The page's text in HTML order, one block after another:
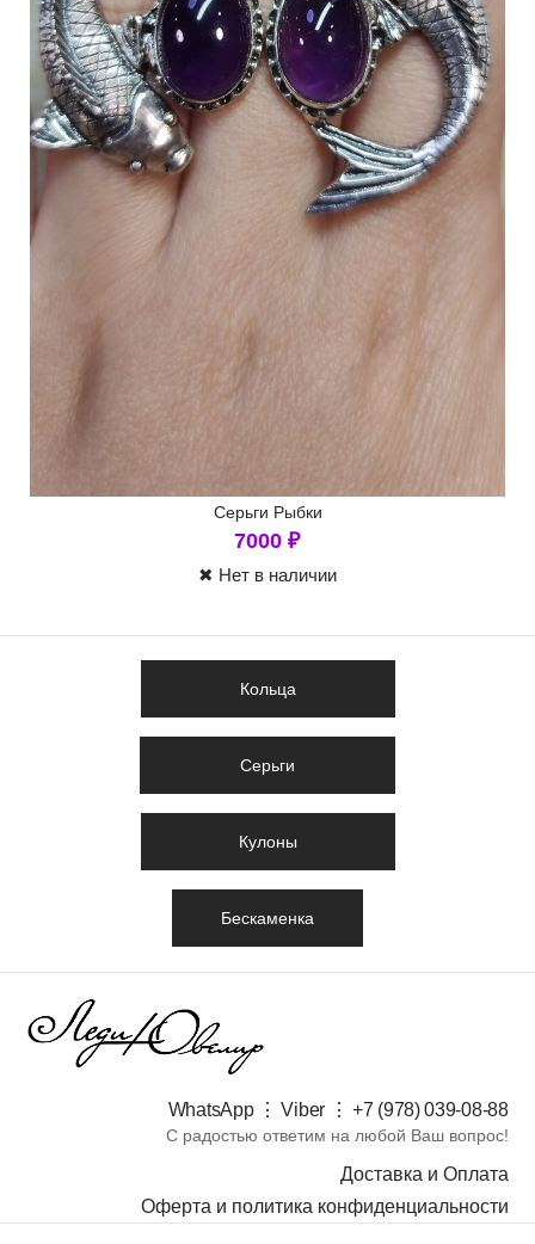
Серьги Рыбки
7000 ₽
✖ Нет в наличии
Кольца
Серьги
Кулоны
Бескаменка
WhatsApp ⋮ Viber ⋮ +7 (978) 039-08-88​
С радостью ответим на любой Ваш вопрос!
Доставка и Оплата
Оферта и политика конфиденциальности